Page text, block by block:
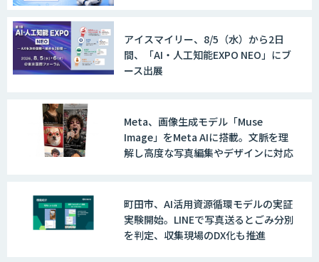
アイスマイリー、8/5（水）から2日
間、「AI・人工知能EXPO NEO」にブ
ース出展
Meta、画像生成モデル「Muse
Image」をMeta AIに搭載。文脈を理
解し高度な写真編集やデザインに対応
町田市、AI活用資源循環モデルの実証
実験開始。LINEで写真送るとごみ分別
を判定、収集現場のDX化も推進